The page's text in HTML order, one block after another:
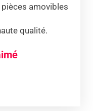
amovibles
qualité.